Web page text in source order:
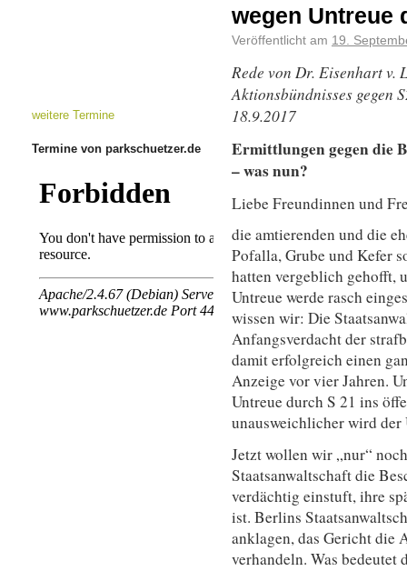
wegen Untreue
Veröffentlicht am 19.
Rede von Dr. Eisenhart v.
Aktionsbündnisses gegen
18.9.2017
Ermittlungen gegen die
– was nun?
Liebe Freundinnen und
die amtierenden und die
Pofalla, Grube und Kefer
hatten vergeblich gehofft,
Untreue werde rasch
wissen wir: Die
Anfangsverdacht der
damit erfolgreich einen
Anzeige vor vier Jahren.
Untreue durch S 21 ins
unausweichlicher wird der
Jetzt wollen wir „nur“
Staatsanwaltschaft die
verdächtig einstuft, ihre
ist. Berlins
anklagen, das Gericht die
verhandeln. Was bedeutet
weitere Termine
Termine von parkschuetzer.de